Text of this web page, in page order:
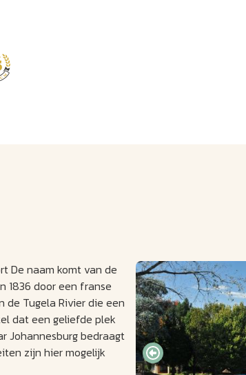
M
De naam komt van de
1836 door een franse
de Tugela Rivier die een
dat een geliefde plek
Johannesburg bedraagt
zijn hier mogelijk